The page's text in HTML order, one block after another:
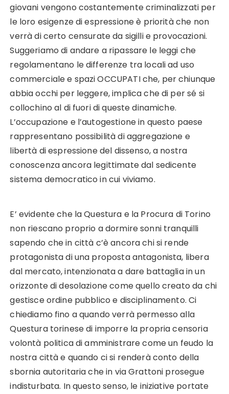
giovani vengono costantemente criminalizzati per
le loro esigenze di espressione è priorità che non
verrà di certo censurate da sigilli e provocazioni.
Suggeriamo di andare a ripassare le leggi che
regolamentano le differenze tra locali ad uso
commerciale e spazi OCCUPATI che, per chiunque
abbia occhi per leggere, implica che di per sé si
collochino al di fuori di queste dinamiche.
L’occupazione e l’autogestione in questo paese
rappresentano possibilità di aggregazione e
libertà di espressione del dissenso, a nostra
conoscenza ancora legittimate dal sedicente
sistema democratico in cui viviamo.
E’ evidente che la Questura e la Procura di Torino
non riescano proprio a dormire sonni tranquilli
sapendo che in città c’è ancora chi si rende
protagonista di una proposta antagonista, libera
dal mercato, intenzionata a dare battaglia in un
orizzonte di desolazione come quello creato da chi
gestisce ordine pubblico e disciplinamento. Ci
chiediamo fino a quando verrà permesso alla
Questura torinese di imporre la propria censoria
volontà politica di amministrare come un feudo la
nostra città e quando ci si renderà conto della
sbornia autoritaria che in via Grattoni prosegue
indisturbata. In questo senso, le iniziative portate